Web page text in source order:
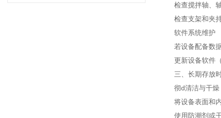
检查搅拌轴、轴
检查支架和夹持
软件系统维护
若设备配备数据
更新设备软件（
三、长期存放
彻d清洁与干燥
将设备表面和内
使用防潮剂或干